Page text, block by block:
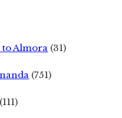
Almora (31)
(751)
(111)